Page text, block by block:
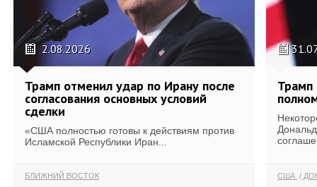
2.08.2026
Трамп отменил удар по Ирану после
согласования основных условий
сделки
«США полностью готовы к действиям против
Исламской Республики Иран...
БЛИЖНИЙ ВОСТОК
Трамп
США